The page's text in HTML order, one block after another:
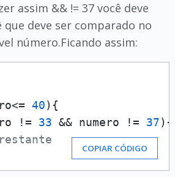
assim && != 37 você deve
que deve ser comparado no
número.Ficando assim:
40){
!= 33 && numero != 37){
COPIAR CÓDIGO